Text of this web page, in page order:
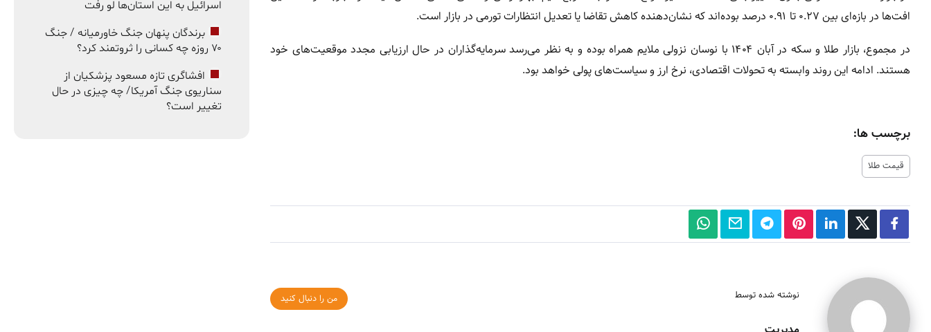
افت‌ها در بازه‌ای بین ۰.۲۷ تا ۰.۹۱ درصد بوده‌اند که نشان‌دهنده کاهش تقاضا یا تعدیل انتظارات تورمی در بازار است.
در مجموع، بازار طلا و سکه در آبان ۱۴۰۴ با نوسان نزولی ملایم همراه بوده و به نظر می‌رسد سرمایه‌گذاران در حال ارزیابی مجدد موقعیت‌های خود
هستند. ادامه این روند وابسته به تحولات اقتصادی، نرخ ارز و سیاست‌های پولی خواهد بود.
برچسب ها:
قیمت طلا
من را دنبال کنید نوشته شده توسط
اسرائیل به این استان‌ها لو رفت
برندگان پنهان جنگ خاورمیانه / جنگ
۷۰ روزه چه کسانی را ثروتمند کرد؟
افشاگری تازه مسعود پزشکیان از
سناریوی جنگ آمریکا/ چه چیزی در حال
تغییر است؟